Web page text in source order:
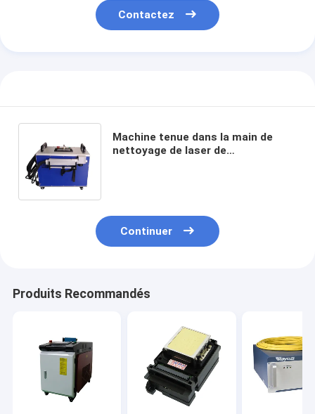
Contactez
Machine tenue dans la main de
nettoyage de laser de
Continuer
Produits Recommandés